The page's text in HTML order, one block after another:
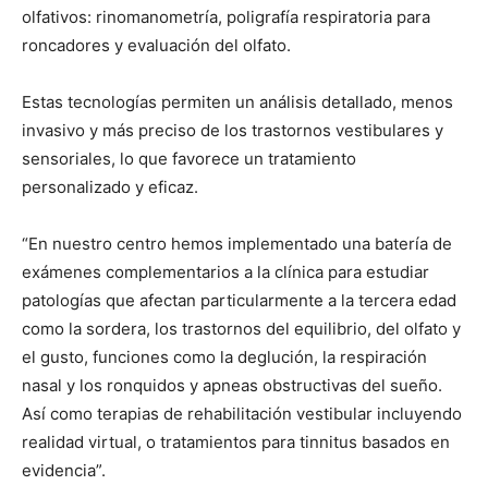
olfativos: rinomanometría, poligrafía respiratoria para
roncadores y evaluación del olfato.
Estas tecnologías permiten un análisis detallado, menos
invasivo y más preciso de los trastornos vestibulares y
sensoriales, lo que favorece un tratamiento
personalizado y eficaz.
“En nuestro centro hemos implementado una batería de
exámenes complementarios a la clínica para estudiar
patologías que afectan particularmente a la tercera edad
como la sordera, los trastornos del equilibrio, del olfato y
el gusto, funciones como la deglución, la respiración
nasal y los ronquidos y apneas obstructivas del sueño.
Así como terapias de rehabilitación vestibular incluyendo
realidad virtual, o tratamientos para tinnitus basados en
evidencia”.